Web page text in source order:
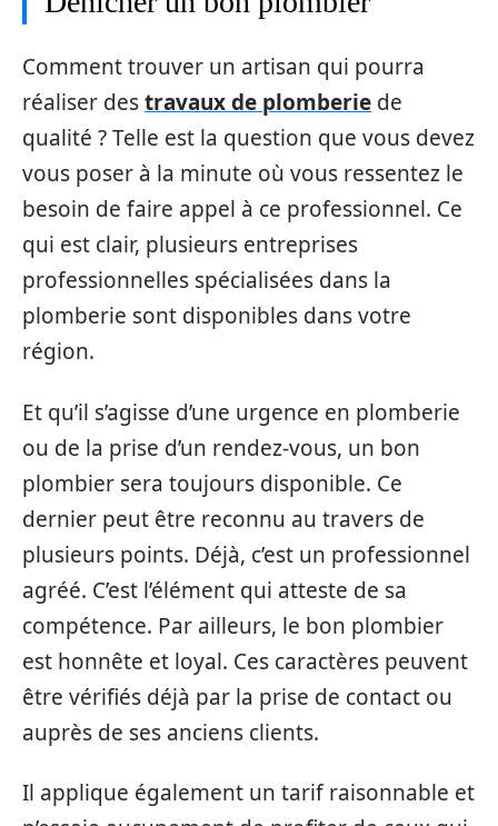
Comment trouver un artisan qui pourra
réaliser destravaux de plomberie de
qualité ? Telle est la question que vous devez
vous poser à la minute où vous ressentez le
besoin de faire appel à ce professionnel. Ce
qui est clair, plusieurs entreprises
professionnelles spécialisées dans la
plomberie sont disponibles dans votre
région.
Et qu’il s’agisse d’une urgence en plomberie
ou de la prise d’un rendez-vous, un bon
plombier sera toujours disponible. Ce
dernier peut être reconnu au travers de
plusieurs points. Déjà, c’est un professionnel
agréé. C’est l’élément qui atteste de sa
compétence. Par ailleurs, le bon plombier
est honnête et loyal. Ces caractères peuvent
être vérifiés déjà par la prise de contact ou
auprès de ses anciens clients.
Il applique également un tarif raisonnable et